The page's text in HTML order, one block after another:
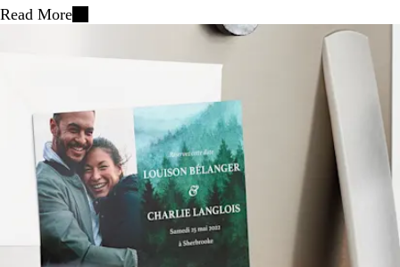
Read More